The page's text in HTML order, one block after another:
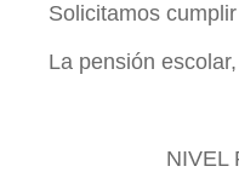
Solicitamos
La pensión
NIVEL